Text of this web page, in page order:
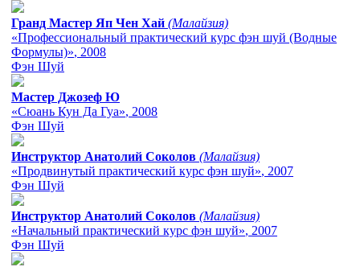
Гранд Мастер Яп Чен Хай (Малайзия)
«Профессиональный практический курс фэн шуй (Водные
Формулы)», 2008
Фэн Шуй
Мастер Джозеф Ю
«Сюань Кун Да Гуа», 2008
Фэн Шуй
Инструктор Анатолий Соколов (Малайзия)
«Продвинутый практический курс фэн шуй», 2007
Фэн Шуй
Инструктор Анатолий Соколов (Малайзия)
«Начальный практический курс фэн шуй», 2007
Фэн Шуй